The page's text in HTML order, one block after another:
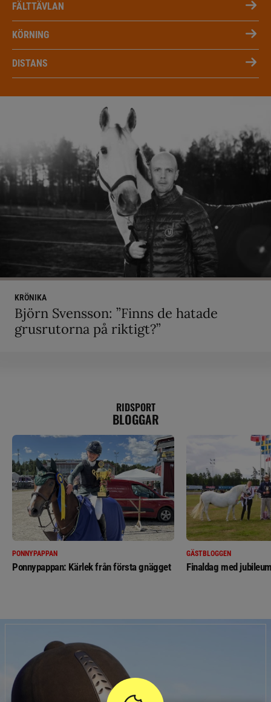
FÄLTTÄVLAN
KÖRNING
DISTANS
KRÖNIKA
Björn Svensson: ”Finns de hatade
grusrutorna på riktigt?”
RIDSPORT
BLOGGAR
PONNYPAPPAN
Ponnypappan: Kärlek från första gnägget
GÄSTBLOGGEN
Finaldag med